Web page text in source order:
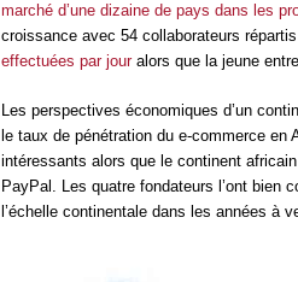
marché d’une dizaine de pays dans les
croissance avec 54 collaborateurs
effectuées par jouralors que la jeune
Les perspectives économiques d’un
le taux de pénétration du e-commerce
intéressants alors que le continent
PayPal. Les quatre fondateurs l’ont bien
l’échelle continentale dans les années à